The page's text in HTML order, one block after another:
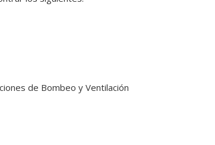
de Bombeo y Ventilación